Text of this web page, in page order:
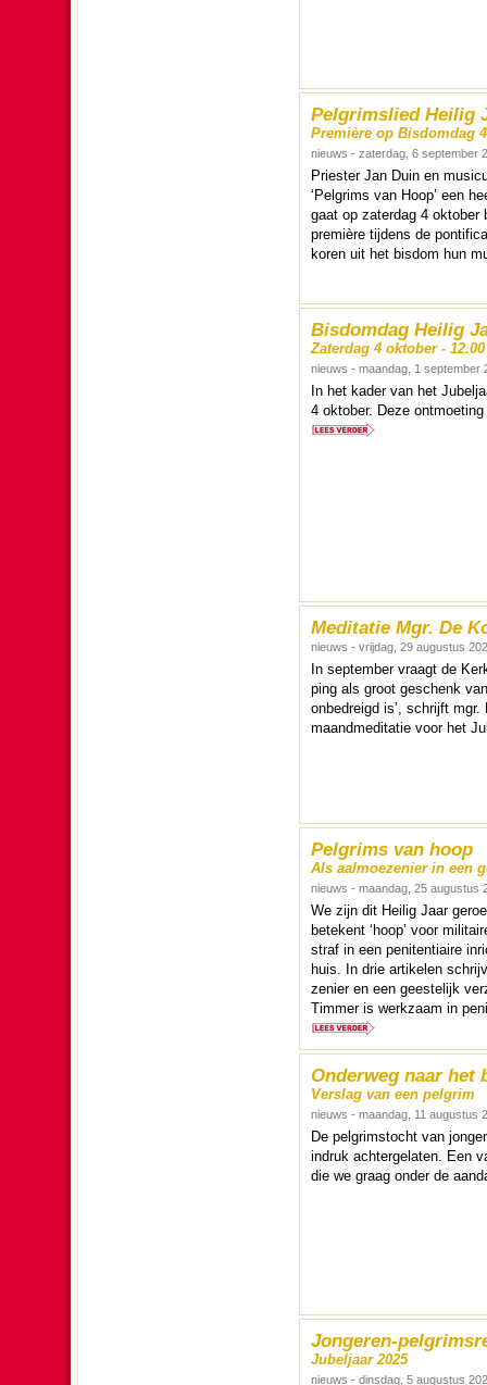
Pelgrimslied Heilig
Première op Bisdomdag
nieuws - zaterdag, 6 september
Pries­ter Jan Duin en
‘Pelgrims van Hoop’ een
gaat op zater­dag 4 ok­to­ber
première tij­dens de
koren uit het bisdom hun
Bisdomdag Heilig
Zaterdag 4 oktober -
nieuws - maandag, 1 september
In het kader van het
4 ok­to­ber. Deze
Meditatie Mgr. De
nieuws - vrijdag, 29 augustus
In sep­tem­ber vraagt de
ping als groot geschenk
onbedreigd is’, schrijft
maandmedi­ta­tie voor het
Pelgrims van hoop
Als aalmoezenier in een
nieuws - maandag, 25 augustus
We zijn dit Heilig Jaar
betekent ‘hoop’ voor
straf in een peni­tentiaire
huis. In drie artikelen
ze­nier en een gees­te­lijk
Timmer is werk­zaam in
Onderweg naar het
Verslag van een pelgrim
nieuws - maandag, 11 augustus
De pelgrims­tocht van
indruk achter­ge­la­ten. Een
die we graag onder de
Jongeren-
Jubeljaar 2025
nieuws - dinsdag, 5 augustus